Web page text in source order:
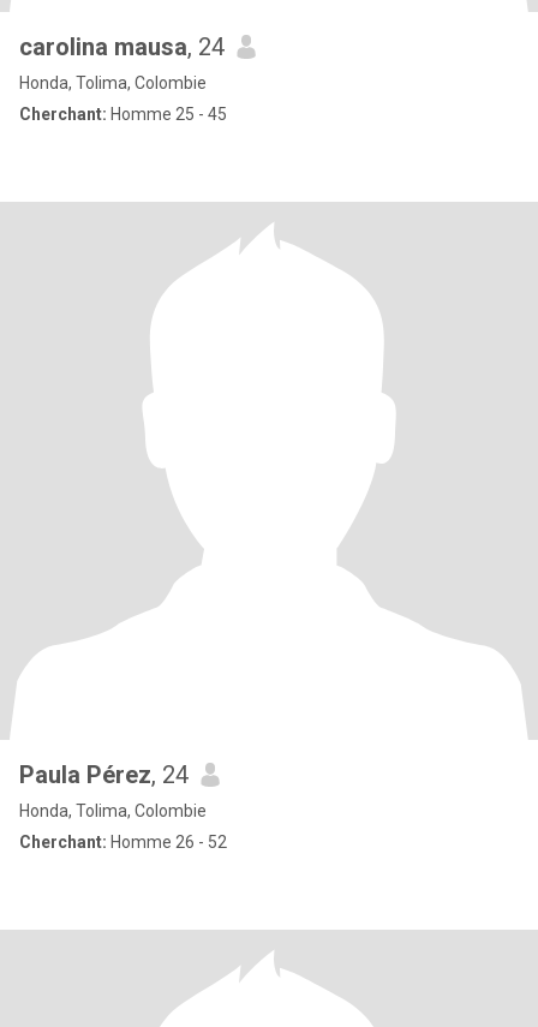
carolina mausa, 24
Honda, Tolima, Colombie
Cherchant: Homme 25 - 45
Paula Pérez, 24
Honda, Tolima, Colombie
Cherchant: Homme 26 - 52